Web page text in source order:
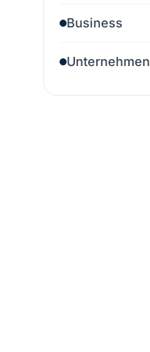
Business
Unternehmen